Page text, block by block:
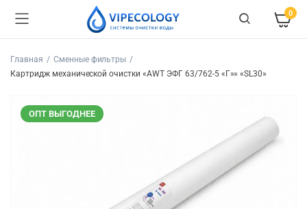
0
Главная
Сменные фильтры
Картридж механической очистки «AWT ЭФГ 63/762-5 «Г»» «SL30»
ОПТ ВЫГОДНЕЕ